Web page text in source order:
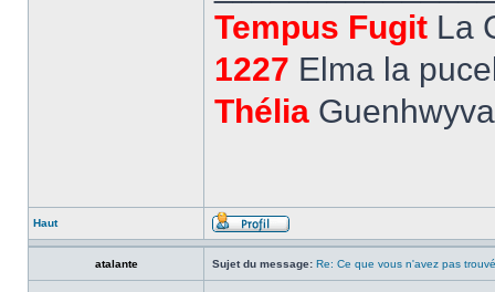
Tempus Fugit La
1227 Elma la
Thélia
Haut
atalante Sujet du message: Re: Ce que vous n'avez pas